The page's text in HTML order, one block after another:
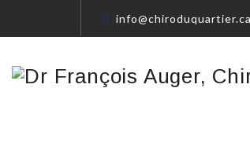
info@chiroduquartier.ca